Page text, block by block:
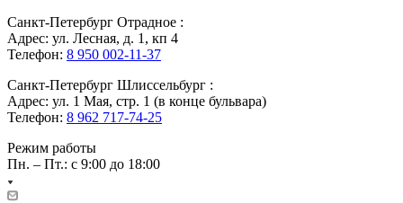
Санкт-Петербург Отрадное :
Адрес: ул. Лесная, д. 1, кп 4
Телефон: 8 950 002-11-37
Санкт-Петербург Шлиссельбург :
Адрес: ул. 1 Мая, стр. 1 (в конце бульвара)
Телефон: 8 962 717-74-25
Режим работы
Пн. – Пт.: с 9:00 до 18:00